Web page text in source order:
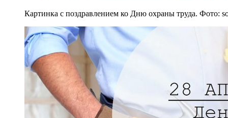
Картинка с поздравлением ко Дню охраны труда. Фото: